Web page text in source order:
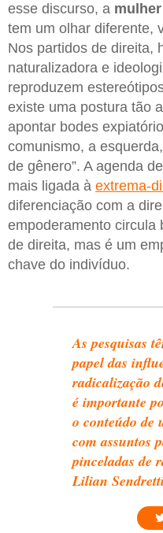
esse discurso, a mulher
tem um olhar diferente,
Nos partidos de direita,
naturalizadora e
reproduzem
existe uma postura tão
apontar bodes
comunismo, a
de gênero”. A agenda
mais ligada à extrema-
diferenciação com a
empoderamento circula
de direita, mas é um
chave do indivíduo.
As pesquisas
papel das
radicalização
é importante
o conteúdo de
com assuntos
pinceladas de
Lilian